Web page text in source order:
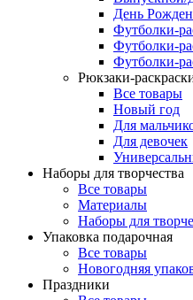
День
Футболки-
Футболки-
Футболки-
Рюкзаки-
Все товары
Новый год
Для
Для девочек
Наборы для творчества
Все товары
Материалы
Наборы для
Упаковка подарочная
Все товары
Новогодняя
Праздники